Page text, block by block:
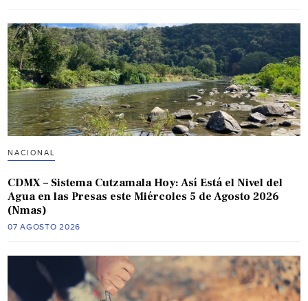
NACIONAL
CDMX – Sistema Cutzamala Hoy: Así Está el Nivel del
Agua en las Presas este Miércoles 5 de Agosto 2026
(Nmas)
07 AGOSTO 2026